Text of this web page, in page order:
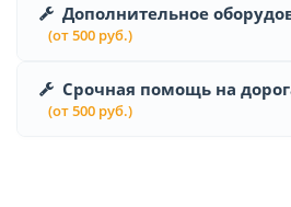
Дополнительное
(от 500 руб.)
Срочная помощь на
(от 500 руб.)